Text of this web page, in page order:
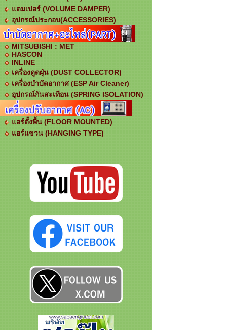
แดมเปอร์ (VOLUME DAMPER)
อุปกรณ์ประกอบ(ACCESSORIES)
MITSUBISHI : MET
HASCON
INLINE
เครื่องดูดฝุ่น (DUST COLLECTOR)
เครื่องบำบัดอากาศ (ESP Air Cleaner)
อุปกรณ์กันสะเทือน (SPRING ISOLATION)
แอร์ตั้งพื้น (FLOOR MOUNTED)
แอร์แขวน (HANGING TYPE)